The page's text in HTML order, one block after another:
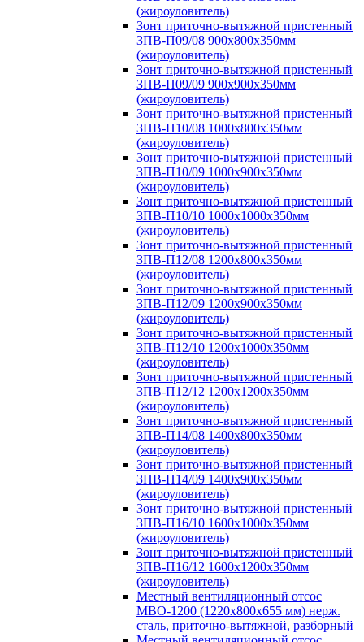
(жироуловитель)
Зонт приточно-вытяжной пристенный
ЗПВ-П09/08 900х800х350мм
(жироуловитель)
Зонт приточно-вытяжной пристенный
ЗПВ-П09/09 900х900х350мм
(жироуловитель)
Зонт приточно-вытяжной пристенный
ЗПВ-П10/08 1000х800х350мм
(жироуловитель)
Зонт приточно-вытяжной пристенный
ЗПВ-П10/09 1000х900х350мм
(жироуловитель)
Зонт приточно-вытяжной пристенный
ЗПВ-П10/10 1000х1000х350мм
(жироуловитель)
Зонт приточно-вытяжной пристенный
ЗПВ-П12/08 1200х800х350мм
(жироуловитель)
Зонт приточно-вытяжной пристенный
ЗПВ-П12/09 1200х900х350мм
(жироуловитель)
Зонт приточно-вытяжной пристенный
ЗПВ-П12/10 1200х1000х350мм
(жироуловитель)
Зонт приточно-вытяжной пристенный
ЗПВ-П12/12 1200х1200х350мм
(жироуловитель)
Зонт приточно-вытяжной пристенный
ЗПВ-П14/08 1400х800х350мм
(жироуловитель)
Зонт приточно-вытяжной пристенный
ЗПВ-П14/09 1400х900х350мм
(жироуловитель)
Зонт приточно-вытяжной пристенный
ЗПВ-П16/10 1600х1000х350мм
(жироуловитель)
Зонт приточно-вытяжной пристенный
ЗПВ-П16/12 1600х1200х350мм
(жироуловитель)
Местный вентиляционный отсос
МВО-1200 (1220х800х655 мм) нерж.
сталь, приточно-вытяжной, разборный